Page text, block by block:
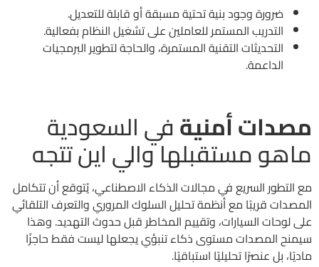
ضرورة وجود بنية تحتية مسبقة أو قابلة للتعديل.
التدريب المستمر للعاملين على تشغيل النظام بفعالية.
التحديثات التقنية المستمرة، والحاجة لتطوير البرمجيات
الداعمة.
مصدات أمنيةفي السعودية
ماهو مستقبلها والي اين تتجه
مع التطور السريع في مجالات الذكاء الاصطناعي، يُتوقع أن تتكامل
المصدات قريبًا مع أنظمة تحليل السلوك المروري والتعرف التلقائي
على لوحات السيارات، وتقييم المخاطر قبل حدوث التهديد. وهذا
سيمنح المصدات مستوى ذكاء تنبؤي يجعلها ليست فقط حاجزًا
ماديًا، بل عنصرًا تحليليًا استباقيًا.